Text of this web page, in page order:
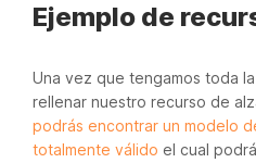
Ejemplo de
Una vez que tengamos toda
rellenar nuestro recurso de
podrás encontrar un modelo
totalmente válido el cual